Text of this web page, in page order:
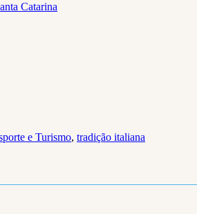
Catarina
e Turismo, tradição italiana